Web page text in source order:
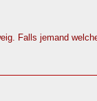
Falls jemand